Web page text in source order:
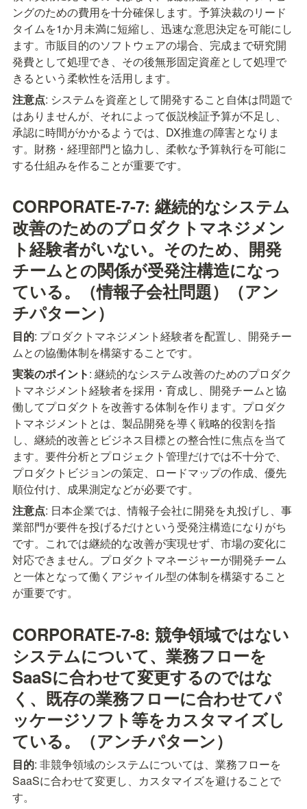
ングのための費用を十分確保します。予算決裁のリード
タイムを1か月未満に短縮し、迅速な意思決定を可能にし
ます。市販目的のソフトウェアの場合、完成まで研究開
発費として処理でき、その後無形固定資産として処理で
きるという柔軟性を活用します。
注意点: システムを資産として開発すること自体は問題で
はありませんが、それによって仮説検証予算が不足し、
承認に時間がかかるようでは、DX推進の障害となりま
す。財務・経理部門と協力し、柔軟な予算執行を可能に
する仕組みを作ることが重要です。
CORPORATE-7-7: 継続的なシステム
改善のためのプロダクトマネジメン
ト経験者がいない。そのため、開発
チームとの関係が受発注構造になっ
ている。（情報子会社問題）（アン
チパターン）
目的: プロダクトマネジメント経験者を配置し、開発チー
ムとの協働体制を構築することです。
実装のポイント: 継続的なシステム改善のためのプロダク
トマネジメント経験者を採用・育成し、開発チームと協
働してプロダクトを改善する体制を作ります。プロダク
トマネジメントとは、製品開発を導く戦略的役割を指
し、継続的改善とビジネス目標との整合性に焦点を当て
ます。要件分析とプロジェクト管理だけでは不十分で、
プロダクトビジョンの策定、ロードマップの作成、優先
順位付け、成果測定などが必要です。
注意点: 日本企業では、情報子会社に開発を丸投げし、事
業部門が要件を投げるだけという受発注構造になりがち
です。これでは継続的な改善が実現せず、市場の変化に
対応できません。プロダクトマネージャーが開発チーム
と一体となって働くアジャイル型の体制を構築すること
が重要です。
CORPORATE-7-8: 競争領域ではない
システムについて、業務フローを
SaaSに合わせて変更するのではな
く、既存の業務フローに合わせてパ
ッケージソフト等をカスタマイズし
ている。（アンチパターン）
目的: 非競争領域のシステムについては、業務フローを
SaaSに合わせて変更し、カスタマイズを避けることで
す。